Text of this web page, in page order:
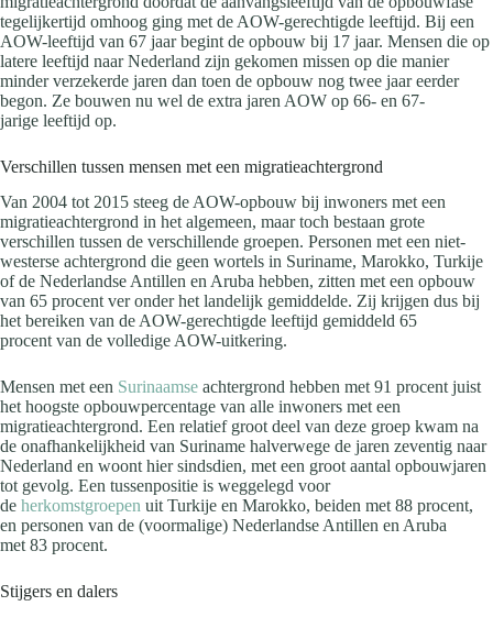
tegelijkertijd omhoog ging met de AOW-gerechtigde leeftijd. Bij een
AOW-leeftijd van 67 jaar begint de opbouw bij 17 jaar. Mensen die op
latere leeftijd naar Nederland zijn gekomen missen op die manier
minder verzekerde jaren dan toen de opbouw nog twee jaar eerder
begon. Ze bouwen nu wel de extra jaren AOW op 66- en 67-
jarige leeftijd op.
Verschillen tussen mensen met een migratieachtergrond
Van 2004 tot 2015 steeg de AOW-opbouw bij inwoners met een
migratieachtergrond in het algemeen, maar toch bestaan grote
verschillen tussen de verschillende groepen. Personen met een niet-
westerse achtergrond die geen wortels in Suriname, Marokko, Turkije
of de Nederlandse Antillen en Aruba hebben, zitten met een opbouw
van 65 procent ver onder het landelijk gemiddelde. Zij krijgen dus bij
het bereiken van de AOW-gerechtigde leeftijd gemiddeld 65
procent van de volledige AOW-uitkering.
Mensen met een Surinaamse achtergrond hebben met 91 procent juist
het hoogste opbouwpercentage van alle inwoners met een
migratieachtergrond. Een relatief groot deel van deze groep kwam na
de onafhankelijkheid van Suriname halverwege de jaren zeventig naar
Nederland en woont hier sindsdien, met een groot aantal opbouwjaren
tot gevolg. Een tussenpositie is weggelegd voor
de herkomstgroepen uit Turkije en Marokko, beiden met 88 procent,
en personen van de (voormalige) Nederlandse Antillen en Aruba
met 83 procent.
Stijgers en dalers